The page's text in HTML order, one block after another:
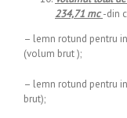
234,71 mc-din
– lemn rotund pentru
(volum brut );
– lemn rotund pentru
brut);